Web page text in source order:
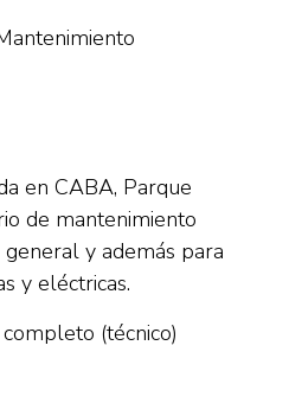
en CABA, Parque
de mantenimiento
y además para
y eléctricas.
(técnico)